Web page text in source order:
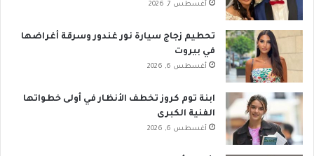
أغسطس 7, 2026
تحطيم زجاج سيارة نور غندور وسرقة أغراضها
في بيروت
أغسطس 6, 2026
ابنة توم كروز تخطف الأنظار في أولى خطواتها
الفنية الكبرى
أغسطس 6, 2026